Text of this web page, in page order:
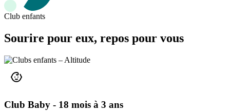
Club enfants
Sourire pour eux, repos pour vous
Club Baby - 18 mois à 3 ans